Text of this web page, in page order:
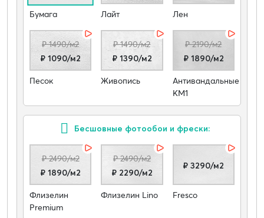
Бумага Лайт Лен
₽ 1490/м2
₽ 1090/м2
Песок
₽ 1490/м2
₽ 1390/м2
Живопись
₽ 2190/м2
₽ 1890/м2
Антивандальные
КМ1
Бесшовные фотообои и фрески:
₽ 2490/м2
₽ 1890/м2
Флизелин
Premium
₽ 2490/м2
₽ 2290/м2
Флизелин Lino
₽ 3290/м2
Fresco